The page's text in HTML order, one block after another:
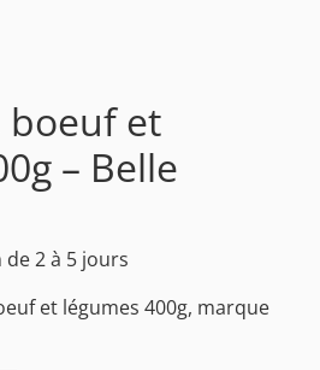
boeuf et
– Belle
de 2 à 5 jours
et légumes 400g, marque